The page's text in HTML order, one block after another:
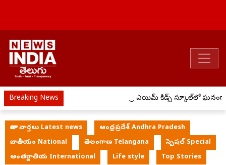
Breaking News ప్రీ ఎయిమ్ కిడ్స్ స్కూల్‌లో ఘనంగా
తాజా వార్తలు Latest news
ఆంధ్రప్రదేశ్ Andhra Pradesh
జాతీయం National
తెలంగాణ Telangana
స్పెషల్ Special
అంతర్జాతీయ International
Life style Top Stories